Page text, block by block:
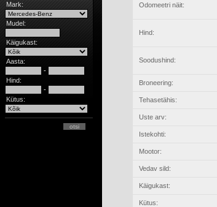
Mark:
Mudel:
Käigukast:
Aasta:
-
Hind:
-
Kütus:
Odomeetri näit:
Hind:
Soodushind:
Broneering:
Tehasetähis:
Uste arv:
Istekohti:
Mootor:
Vedav sild:
Käigukast:
Kütus: